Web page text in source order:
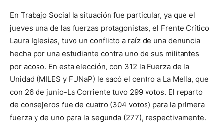
En Trabajo Social la situación fue particular, ya que el
jueves una de las fuerzas protagonistas, el Frente Crítico
Laura Iglesias, tuvo un conflicto a raíz de una denuncia
hecha por una estudiante contra uno de sus militantes
por acoso. En esta elección, con 312 la Fuerza de la
Unidad (MILES y FUNaP) le sacó el centro a La Mella, que
con 26 de junio-La Corriente tuvo 299 votos. El reparto
de consejeros fue de cuatro (304 votos) para la primera
fuerza y de uno para la segunda (277), respectivamente.